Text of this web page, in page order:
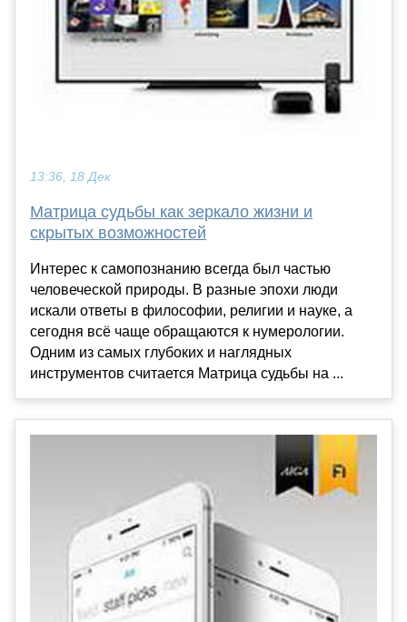
13:36, 18 Дек
Матрица судьбы как зеркало жизни и
скрытых возможностей
Интерес к самопознанию всегда был частью
человеческой природы. В разные эпохи люди
искали ответы в философии, религии и науке, а
сегодня всё чаще обращаются к нумерологии.
Одним из самых глубоких и наглядных
инструментов считается Матрица судьбы на ...